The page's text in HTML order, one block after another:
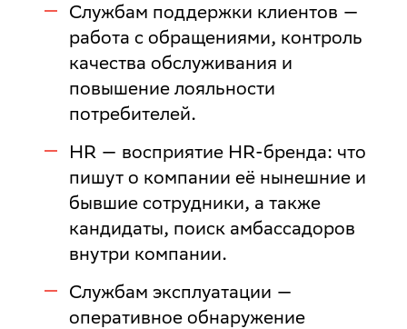
Службам поддержки клиентов —
работа с обращениями, контроль
качества обслуживания и
повышение лояльности
потребителей.
HR — восприятие HR-бренда: что
пишут о компании её нынешние и
бывшие сотрудники, а также
кандидаты, поиск амбассадоров
внутри компании.
Службам эксплуатации —
оперативное обнаружение